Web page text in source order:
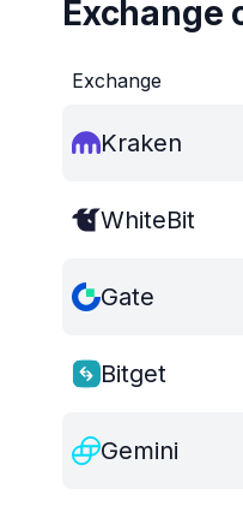
Exchange
Exchange
Kraken
WhiteBit
Gate
Bitget
Gemini